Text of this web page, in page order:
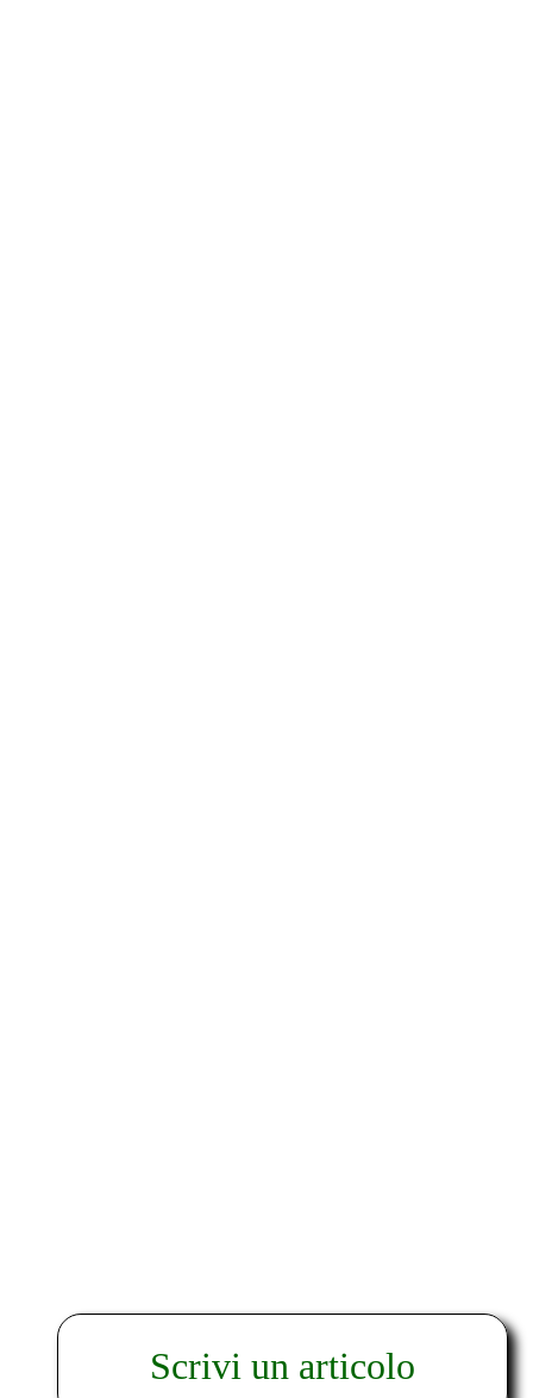
Scrivi un articolo